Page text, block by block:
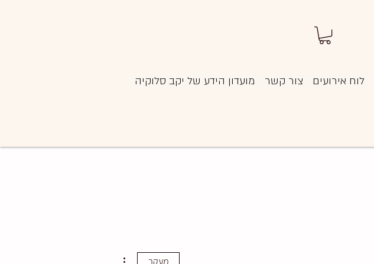
לוח אירועים צור קשר מועדון הידע של יקב סלוקיה
מעקב